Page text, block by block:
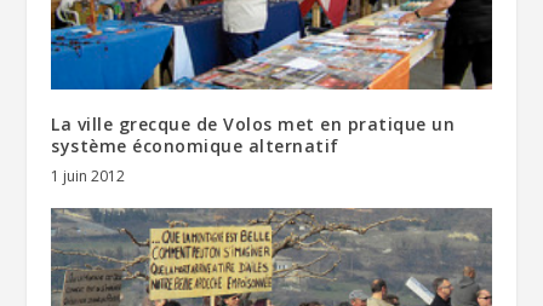
La ville grecque de Volos met en pratique un
système économique alternatif
1 juin 2012